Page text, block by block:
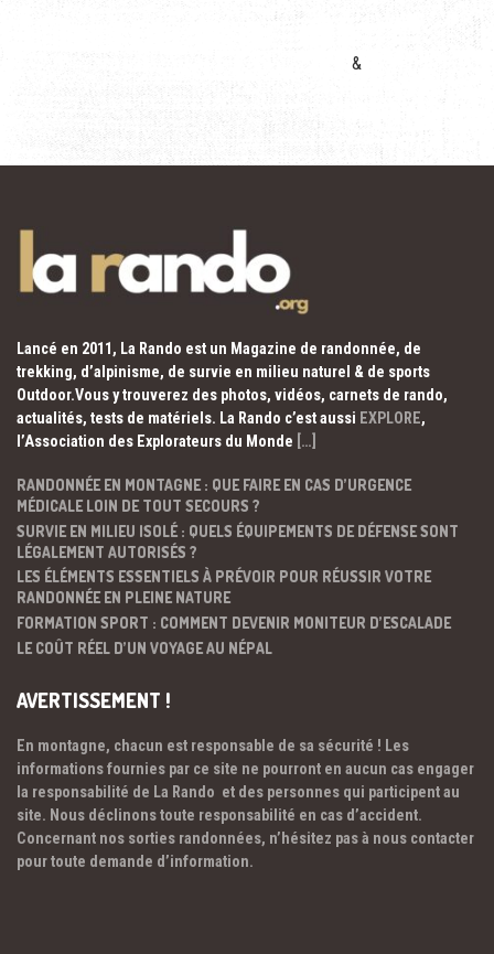
&
Lancé en 2011, La Rando est un Magazine de randonnée, de
trekking, d’alpinisme, de survie en milieu naturel & de sports
Outdoor.Vous y trouverez des photos, vidéos, carnets de rando,
actualités, tests de matériels. La Rando c’est aussi EXPLORE,
l’Association des Explorateurs du Monde […]
RANDONNÉE EN MONTAGNE : QUE FAIRE EN CAS D’URGENCE
MÉDICALE LOIN DE TOUT SECOURS ?
SURVIE EN MILIEU ISOLÉ : QUELS ÉQUIPEMENTS DE DÉFENSE SONT
LÉGALEMENT AUTORISÉS ?
LES ÉLÉMENTS ESSENTIELS À PRÉVOIR POUR RÉUSSIR VOTRE
RANDONNÉE EN PLEINE NATURE
FORMATION SPORT : COMMENT DEVENIR MONITEUR D’ESCALADE
LE COÛT RÉEL D’UN VOYAGE AU NÉPAL
AVERTISSEMENT !
En montagne, chacun est responsable de sa sécurité ! Les
informations fournies par ce site ne pourront en aucun cas engager
la responsabilité de La Rando et des personnes qui participent au
site. Nous déclinons toute responsabilité en cas d’accident.
Concernant nos sorties randonnées, n’hésitez pas à nous contacter
pour toute demande d’information.